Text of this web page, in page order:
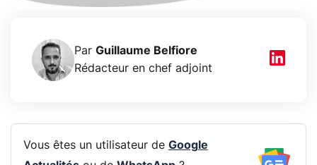
Par Guillaume Belfiore
Rédacteur en chef adjoint
Vous êtes un utilisateur de Google